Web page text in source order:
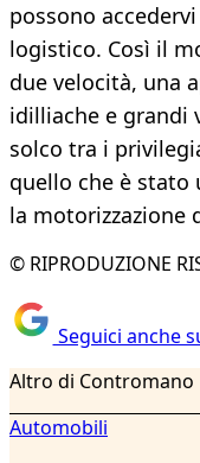
possono
logistico. Così il
due velocità, una
idilliache e grandi
solco tra i
quello che è stato
la motorizzazione
© RIPRODUZIONE
Seguici anche
Altro di Contromano
Automobili